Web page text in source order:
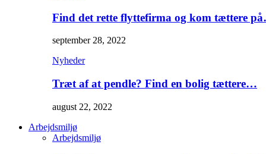
Find det rette flyttefirma og kom tættere
september 28, 2022
Nyheder
Træt af at pendle? Find en bolig tættere…
august 22, 2022
Arbejdsmiljø
Arbejdsmiljø